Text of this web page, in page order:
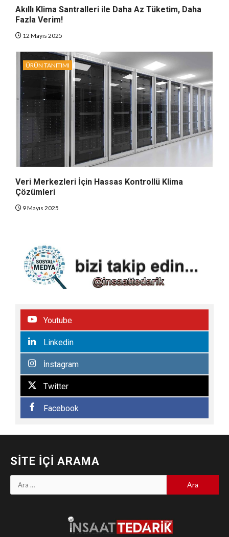
Akıllı Klima Santralleri ile Daha Az Tüketim, Daha
Fazla Verim!
12 Mayıs 2025
ÜRÜN TANITIMI
Veri Merkezleri İçin Hassas Kontrollü Klima
Çözümleri
9 Mayıs 2025
Youtube
Linkedin
İnstagram
Twitter
Facebook
SITE İÇI ARAMA
Arama: